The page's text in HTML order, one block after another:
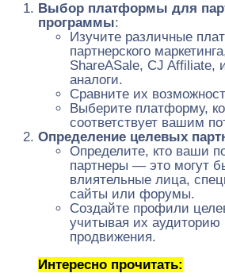
Выбор платформы для
программы:
Изучите различные
партнерского
ShareASale, CJ Affiliate,
аналоги.
Сравните их
Выберите платформу,
соответствует вашим
Определение целевых
Определите, кто ваши
партнеры — это могут
влиятельные лица,
сайты или форумы.
Создайте профили
учитывая их аудиторию
продвижения.
Интересно прочитать: